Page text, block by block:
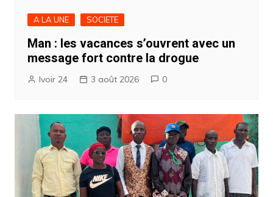
A LA UNE SOCIETE
Man : les vacances s’ouvrent avec un
message fort contre la drogue
Ivoir 24 3 août 2026 0